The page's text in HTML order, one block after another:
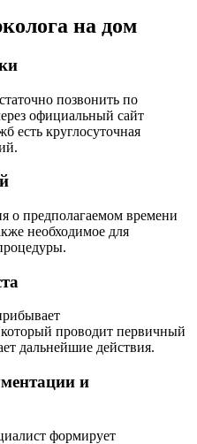
на дом
позвонить по
официальный сайт
есть круглосуточная
о предполагаемом времени
необходимое для
проводит первичный
дальнейшие действия.
и
формирует